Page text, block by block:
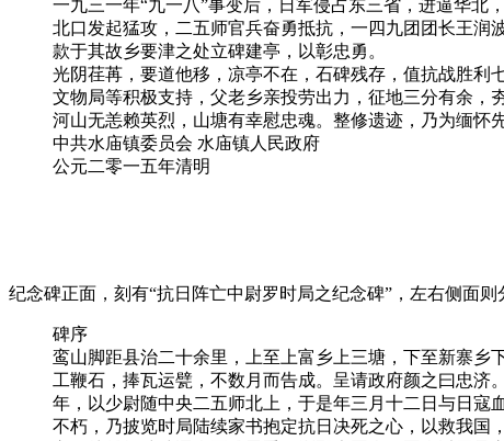
一九三一年“九一八”事变后，日军侵占东三省，进逼华
北口发起猛攻，二五师官兵奋勇抵抗，一四九团团长王
款于其故乡要津之处立碑建亭，以彰忠勇。
光阴荏苒，要道他移，凉亭不在，石碑残存，值抗战胜利
文物局等积极支持，父老乡亲投劳出力，征地三分有余，
河山无恙赖英烈，山塘有幸慰忠魂。整修遗迹，乃为缅怀
中共水庙镇委员会 水庙镇人民政府
公元二零一五年清明
纪念碑正面，刻有“抗日阵亡中尉罗时局之纪念碑”，左右侧面
碑序
鸾山脚距县治二十余里，上至上富乡上三塘，下至新寨乡
工鞭石，捧瓦运甓，不数月而告成。呈请政府颜之曰忠
年，以少尉随中央二五师北上，于是年三月十二日与日
不朽，乃披览时局陆续家书抱定抗日决死之心，以救我国